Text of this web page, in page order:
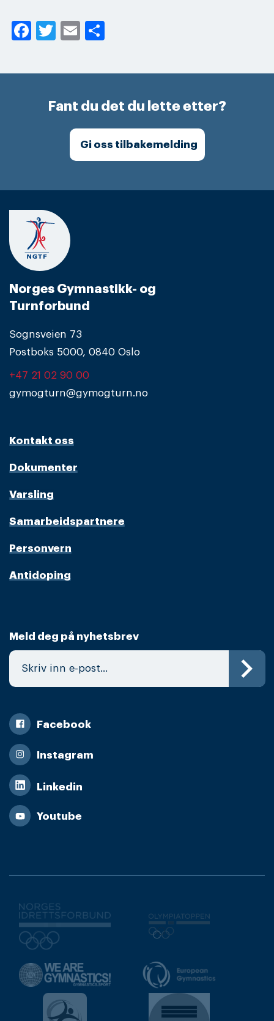
Facebook
Twitter
Email
Fant du det du lette etter?
Gi oss tilbakemelding
Norges Gymnastikk- og
Turnforbund
Sognsveien 73
Postboks 5000, 0840 Oslo
+47 21 02 90 00
gymogturn@gymogturn.no
Kontakt oss
Dokumenter
Varsling
Samarbeidspartnere
Personvern
Antidoping
Meld deg på nyhetsbrev
Facebook
Instagram
Linkedin
Youtube